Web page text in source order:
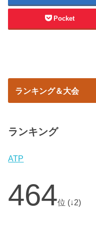
Pocket
ランキング＆大会
ランキング
ATP
464位 (↓2)